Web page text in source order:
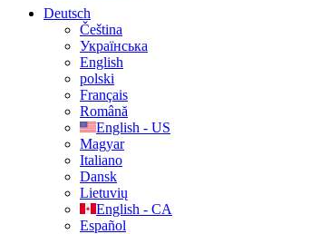
Deutsch
Čeština
Українська
English
polski
Français
Română
English - US
Magyar
Italiano
Dansk
Lietuvių
English - CA
Español